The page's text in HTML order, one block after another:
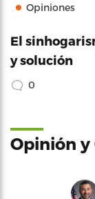
Opiniones
El
y solución
0
Opinión y